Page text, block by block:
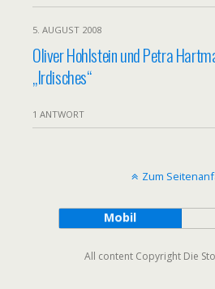
5. AUGUST 2008
Oliver Hohlstein und Petra
„Irdisches“
1 ANTWORT
Zum
Mobil
All content Copyright Die